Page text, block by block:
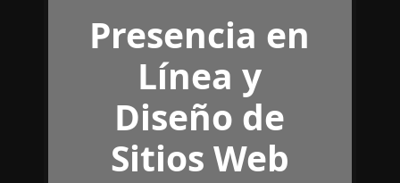
Presencia en
Línea y
Diseño de
Sitios Web